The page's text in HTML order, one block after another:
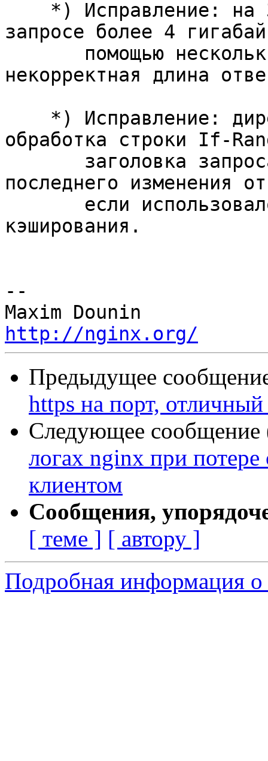
запросе более 4
некорректная длина
обработка строки If-
последнего изменения
кэширования.
--
http://nginx.org/
Предыдущее
https на порт,
Следующее сообщение
логах nginx при
клиентом
Сообщения,
[ теме ] [ автору ]
Подробная информация